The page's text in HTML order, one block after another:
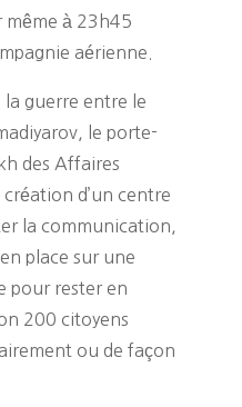
même à 23h45
aérienne.
la guerre entre le
le porte-
des Affaires
d’un centre
la communication,
place sur une
pour rester en
200 citoyens
ou de façon